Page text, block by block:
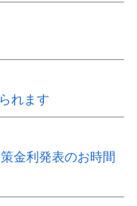
れます
金利発表のお時間